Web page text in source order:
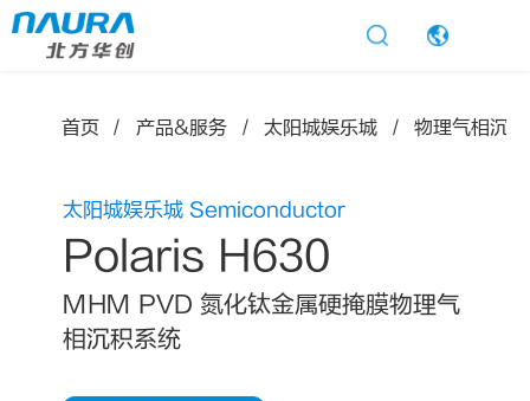
太阳城娱乐
首页 产品&服务 太阳城娱乐城 物理气相沉
太阳城娱乐城 Semiconductor
Polaris H630
MHM PVD 氮化钛金属硬掩膜物理气
相沉积系统